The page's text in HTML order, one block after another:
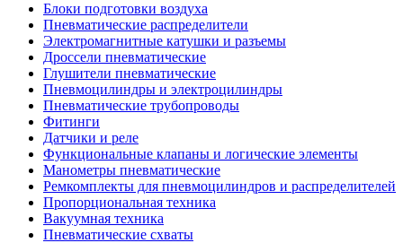
Блоки подготовки воздуха
Пневматические распределители
Электромагнитные катушки и разъемы
Дроссели пневматические
Глушители пневматические
Пневмоцилиндры и электроцилиндры
Пневматические трубопроводы
Фитинги
Датчики и реле
Функциональные клапаны и логические элементы
Манометры пневматические
Ремкомплекты для пневмоцилиндров и распределителей
Пропорциональная техника
Вакуумная техника
Пневматические схваты